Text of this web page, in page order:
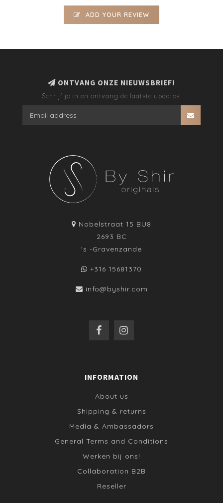
ADD YOUR REVIEW
ONTVANG ONZE NIEUWSBRIEF!
Schrijf je in en ontvang de laatste updates!
Nobelstraat 15 BU8
2693 BC
's -Gravenzande
+316 15681370
info@byshir.com
INFORMATION
About us
Shipping & returns
Media & Ambassadors
General Terms and Conditions
Werken bij ons!
Collaboration B2B
Reseller